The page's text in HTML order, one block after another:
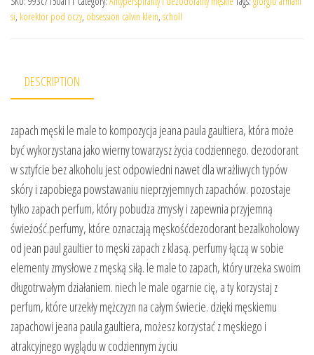
si, korektor pod oczy, obsession calvin klein, scholl
DESCRIPTION
zapach męski le male to kompozycja jeana paula gaultiera, która może
być wykorzystana jako wierny towarzysz życia codziennego. dezodorant
w sztyfcie bez alkoholu jest odpowiedni nawet dla wrażliwych typów
skóry i zapobiega powstawaniu nieprzyjemnych zapachów. pozostaje
tylko zapach perfum, który pobudza zmysły i zapewnia przyjemną
świeżość.perfumy, które oznaczają męskośćdezodorant bezalkoholowy
od jean paul gaultier to męski zapach z klasą. perfumy łączą w sobie
elementy zmysłowe z męską siłą. le male to zapach, który urzeka swoim
długotrwałym działaniem. niech le male ogarnie cię, a ty korzystaj z
perfum, które urzekły mężczyzn na całym świecie. dzięki męskiemu
zapachowi jeana paula gaultiera, możesz korzystać z męskiego i
atrakcyjnego wyglądu w codziennym życiu